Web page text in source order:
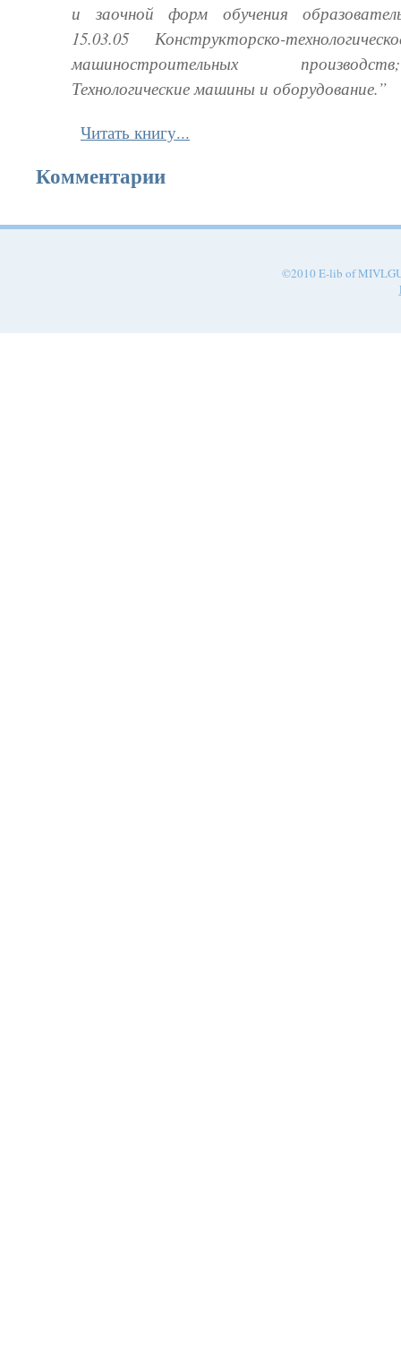
и заочной форм обучения
15.03.05 Конструкторско-
машиностроительных
Технологические машины и оборудование.”
Читать книгу...
Комментарии
©2010 E-lib of